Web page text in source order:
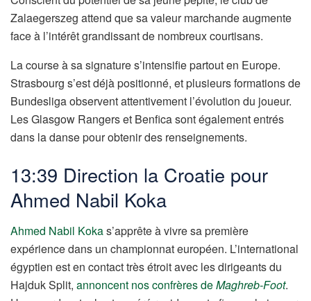
Zalaegerszeg attend que sa valeur marchande augmente
face à l’intérêt grandissant de nombreux courtisans.
La course à sa signature s’intensifie partout en Europe.
Strasbourg s’est déjà positionné, et plusieurs formations de
Bundesliga observent attentivement l’évolution du joueur.
Les Glasgow Rangers et Benfica sont également entrés
dans la danse pour obtenir des renseignements.
13:39 Direction la Croatie pour
Ahmed Nabil Koka
Ahmed Nabil Kokas’apprête à vivre sa première
expérience dans un championnat européen. L’international
égyptien est en contact très étroit avec les dirigeants du
Hajduk Split, annoncent nos confrères deMaghreb-Foot.